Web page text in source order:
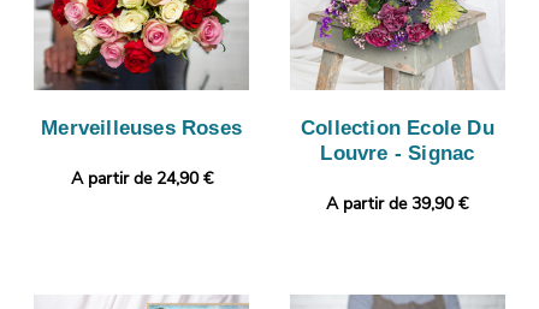
Merveilleuses Roses
A partir de 24,90 €
Collection Ecole Du
Louvre - Signac
A partir de 39,90 €